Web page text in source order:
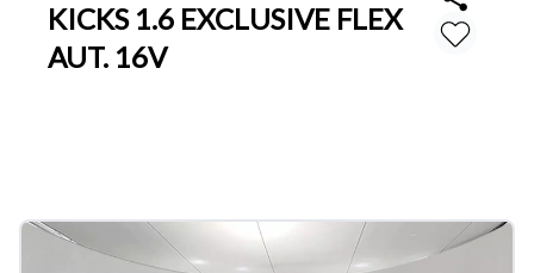
KICKS 1.6 EXCLUSIVE FLEX
AUT. 16V